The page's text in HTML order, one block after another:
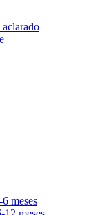
meses